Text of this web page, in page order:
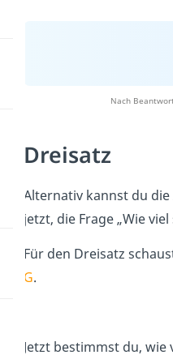
Nach
Dreisatz
Alternativ kannst du
jetzt, die Frage „Wie viel
Für den Dreisatz
G.
Jetzt bestimmst du,